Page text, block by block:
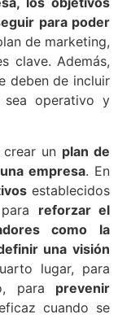
para poder
de marketing,
clave. Además,
deben de incluir
operativo y
un plan de
empresa. En
establecidos
reforzar el
como la
una visión
lugar, para
para prevenir
cuando se